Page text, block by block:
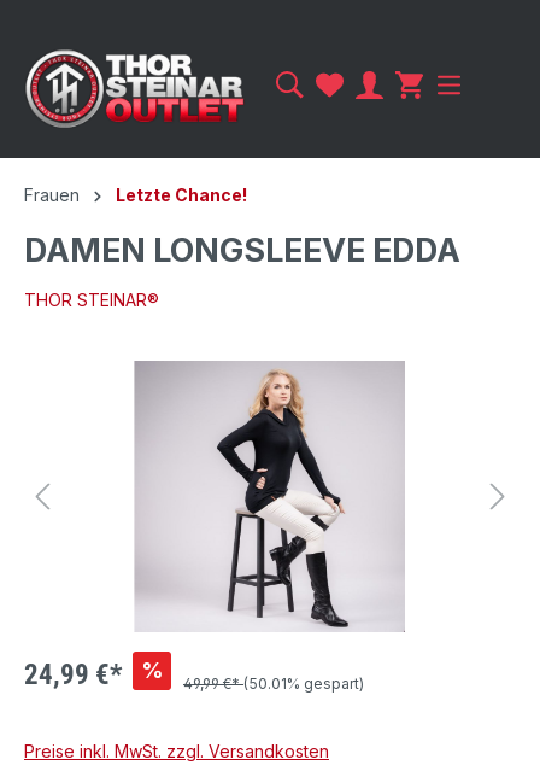
Frauen Letzte Chance!
DAMEN LONGSLEEVE EDDA
THOR STEINAR®
24,99 €* %
49,99 €*(50.01% gespart)
Preise inkl. MwSt. zzgl. Versandkosten